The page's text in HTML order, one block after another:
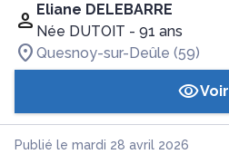
Eliane DELEBARRE
Née DUTOIT - 91 ans
Quesnoy-sur-Deûle (59)
Voir
Publié le mardi 28 avril 2026